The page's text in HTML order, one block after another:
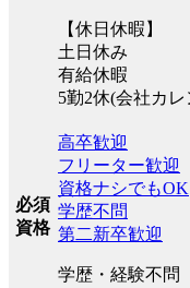
【休日休暇】
土日休み
有給休暇
5勤2休(会社カ
必須
資格
高卒歓迎
フリーター歓迎
資格ナシでもOK
学歴不問
第二新卒歓迎
学歴・経験不問